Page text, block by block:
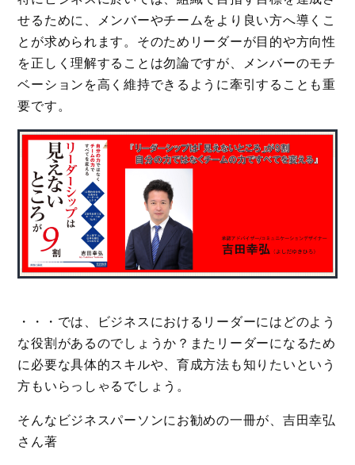
せるために、メンバーやチームをより良い方へ導くこ
とが求められます。そのためリーダーが目的や方向性
を正しく理解することは勿論ですが、メンバーのモチ
ベーションを高く維持できるように牽引することも重
要です。
・・・では、ビジネスにおけるリーダーにはどのよう
な役割があるのでしょうか？またリーダーになるため
に必要な具体的スキルや、育成方法も知りたいという
方もいらっしゃるでしょう。
そんなビジネスパーソンにお勧めの一冊が、吉田幸弘
さん著